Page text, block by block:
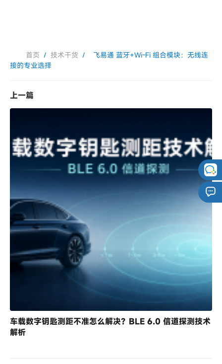
首页 / 技术干货 /
飞易通 蓝牙+Wi-Fi 组合模块：无线连
接的专业选择
上一篇
车载数字钥匙测距不准怎么解决？BLE 6.0 信道探测技术
解析